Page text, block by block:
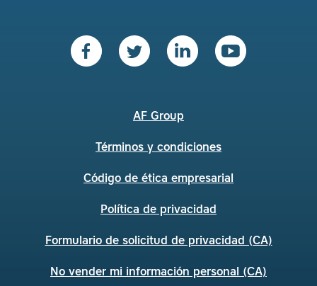
AF Group
Términos y condiciones
Código de ética empresarial
Política de privacidad
Formulario de solicitud de privacidad (CA)
No vender mi información personal (CA)